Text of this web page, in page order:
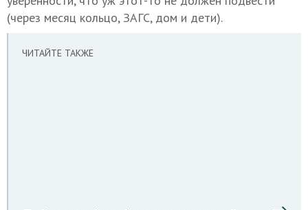
(через месяц кольцо, ЗАГС, дом и дети).
ЧИТАЙТЕ ТАКЖЕ